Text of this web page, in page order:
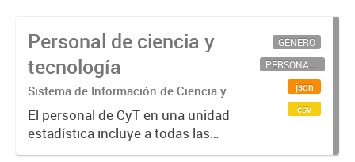
Personal de ciencia y
tecnología
Sistema de Información de Ciencia y
Tecnología Argentino (SICYTAR)
El personal de CyT en una unidad
estadística incluye a todas las
personas involucradas
GÉNERO
PERSONAL CIENTÍFICO-TECNOLÓGICO
json
csv